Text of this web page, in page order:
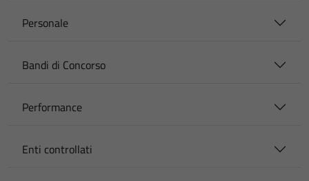
Personale
Bandi di Concorso
Performance
Enti controllati